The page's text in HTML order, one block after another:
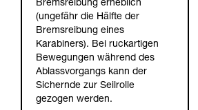
Bremsreibung erheblich
(ungefähr die Hälfte der
Bremsreibung eines
Karabiners). Bei ruckartigen
Bewegungen während des
Ablassvorgangs kann der
Sichernde zur Seilrolle
gezogen werden.